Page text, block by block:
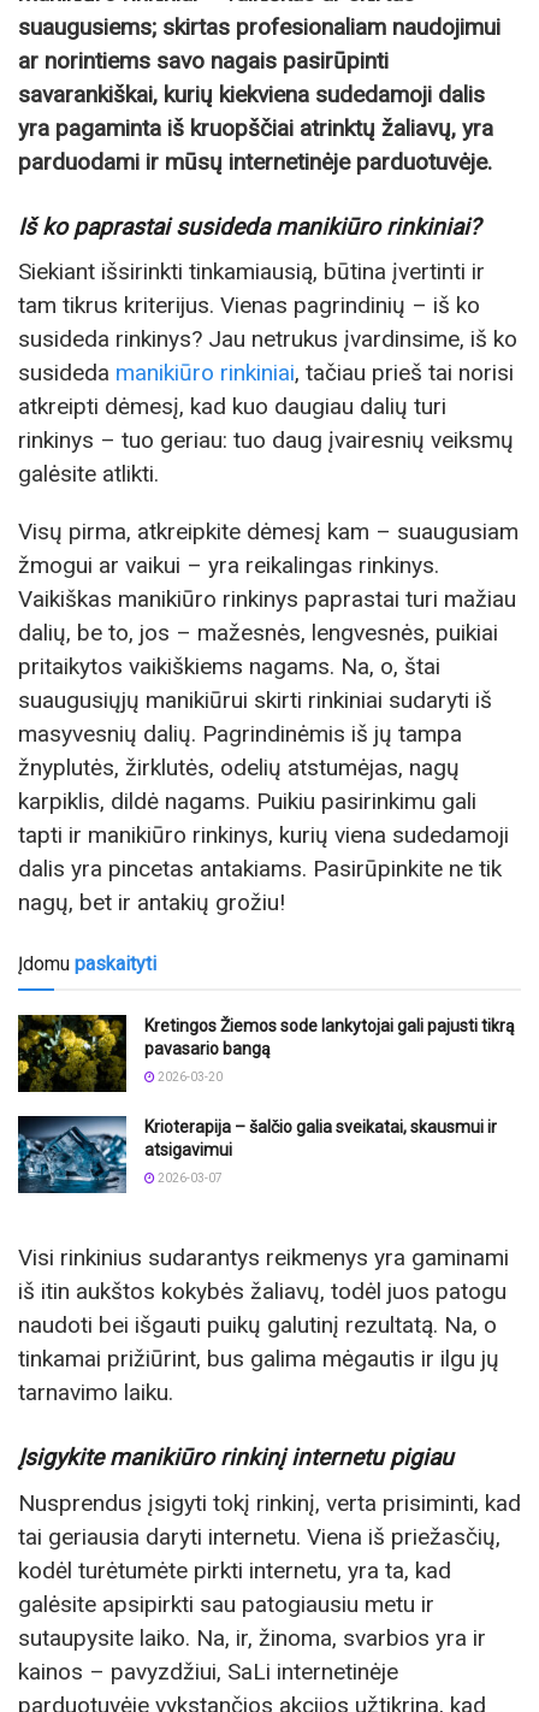
suaugusiems; skirtas profesionaliam naudojimui
ar norintiems savo nagais pasirūpinti
savarankiškai, kurių kiekviena sudedamoji dalis
yra pagaminta iš kruopščiai atrinktų žaliavų, yra
parduodami ir mūsų internetinėje parduotuvėje.
Iš ko paprastai susideda manikiūro rinkiniai?
Siekiant išsirinkti tinkamiausią, būtina įvertinti ir
tam tikrus kriterijus. Vienas pagrindinių – iš ko
susideda rinkinys? Jau netrukus įvardinsime, iš ko
susideda manikiūro rinkiniai, tačiau prieš tai norisi
atkreipti dėmesį, kad kuo daugiau dalių turi
rinkinys – tuo geriau: tuo daug įvairesnių veiksmų
galėsite atlikti.
Visų pirma, atkreipkite dėmesį kam – suaugusiam
žmogui ar vaikui – yra reikalingas rinkinys.
Vaikiškas manikiūro rinkinys paprastai turi mažiau
dalių, be to, jos – mažesnės, lengvesnės, puikiai
pritaikytos vaikiškiems nagams. Na, o, štai
suaugusiųjų manikiūrui skirti rinkiniai sudaryti iš
masyvesnių dalių. Pagrindinėmis iš jų tampa
žnyplutės, žirklutės, odelių atstumėjas, nagų
karpiklis, dildė nagams. Puikiu pasirinkimu gali
tapti ir manikiūro rinkinys, kurių viena sudedamoji
dalis yra pincetas antakiams. Pasirūpinkite ne tik
nagų, bet ir antakių grožiu!
Įdomu paskaityti
Kretingos Žiemos sode lankytojai gali pajusti tikrą
pavasario bangą
2026-03-20
Krioterapija – šalčio galia sveikatai, skausmui ir
atsigavimui
2026-03-07
Visi rinkinius sudarantys reikmenys yra gaminami
iš itin aukštos kokybės žaliavų, todėl juos patogu
naudoti bei išgauti puikų galutinį rezultatą. Na, o
tinkamai prižiūrint, bus galima mėgautis ir ilgu jų
tarnavimo laiku.
Įsigykite manikiūro rinkinį internetu pigiau
Nusprendus įsigyti tokį rinkinį, verta prisiminti, kad
tai geriausia daryti internetu. Viena iš priežasčių,
kodėl turėtumėte pirkti internetu, yra ta, kad
galėsite apsipirkti sau patogiausiu metu ir
sutaupysite laiko. Na, ir, žinoma, svarbios yra ir
kainos – pavyzdžiui, SaLi internetinėje
parduotuvėje vykstančios akcijos užtikrina, kad